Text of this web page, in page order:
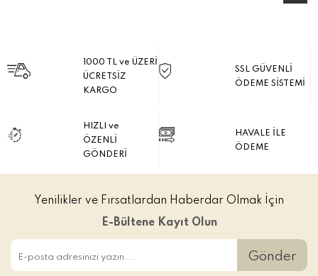
1000 TL ve ÜZERİ
ÜCRETSİZ
KARGO
SSL GÜVENLİ
ÖDEME SİSTEMİ
HIZLI ve
ÖZENLİ
GÖNDERİ
HAVALE İLE
ÖDEME
Yenilikler ve Fırsatlardan Haberdar Olmak İçin
E-Bültene Kayıt Olun
Gönder